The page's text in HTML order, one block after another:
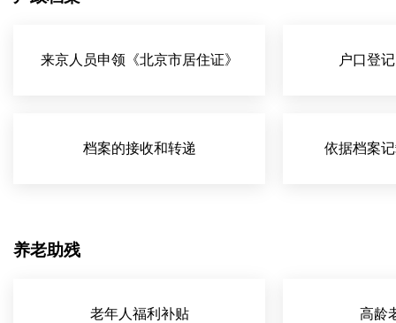
来京人员申领《北京市居住证》 户口登
档案的接收和转递 依据档案
养老助残
老年人福利补贴 高龄